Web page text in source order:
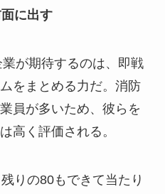
に出す
が期待するのは、即戦
をまとめる力だ。消防
員が多いため、彼らを
高く評価される。
りの80もできて当たり